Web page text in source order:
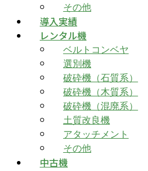
その他
導入実績
レンタル機
ベルトコンベヤ
選別機
破砕機（石質系）
破砕機（木質系）
破砕機（混廃系）
土質改良機
アタッチメント
その他
中古機